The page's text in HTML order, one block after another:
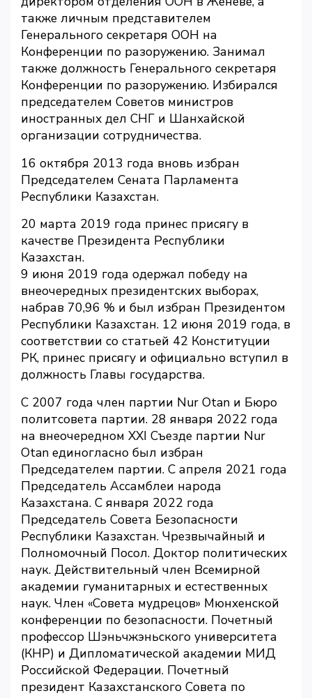
также личным представителем
Генерального секретаря ООН на
Конференции по разоружению. Занимал
также должность Генерального секретаря
Конференции по разоружению. Избирался
председателем Советов министров
иностранных дел СНГ и Шанхайской
организации сотрудничества.
16 октября 2013 года вновь избран
Председателем Сената Парламента
Республики Казахстан.
20 марта 2019 года принес присягу в
качестве Президента Республики
Казахстан.
9 июня 2019 года одержал победу на
внеочередных президентских выборах,
набрав 70,96 % и был избран Президентом
Республики Казахстан. 12 июня 2019 года, в
соответствии со статьей 42 Конституции
РК, принес присягу и официально вступил в
должность Главы государства.
С 2007 года член партии Nur Otan и Бюро
политсовета партии. 28 января 2022 года
на внеочередном XXI Съезде партии Nur
Otan единогласно был избран
Председателем партии. С апреля 2021 года
Председатель Ассамблеи народа
Казахстана. С января 2022 года
Председатель Совета Безопасности
Республики Казахстан. Чрезвычайный и
Полномочный Посол. Доктор политических
наук. Действительный член Всемирной
академии гуманитарных и естественных
наук. Член «Совета мудрецов» Мюнхенской
конференции по безопасности. Почетный
профессор Шэньчжэньского университета
(КНР) и Дипломатической академии МИД
Российской Федерации. Почетный
президент Казахстанского Совета по